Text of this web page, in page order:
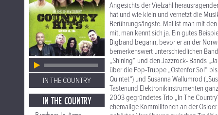
IN THE COUNTRY
IN THE COUNTRY
Angesichts der Vielzahl
hat und wie klein und vernetzt die
Berührungsängste. Mal ist man mit
mit, man kennt sich ja. Ein gutes
Bigband begann, bevor er an der
bemerkenswert unterschiedlichen
„Shining“ und den Jazzrock- Bands
über die Pop-Truppe „Ostenfor Sol“
Quintet“) und Susanna Wallumrod
Tastenund Elektronikinstrumenten
2003 gegründetes Trio „In The
ehemalige Kommilitonen an der